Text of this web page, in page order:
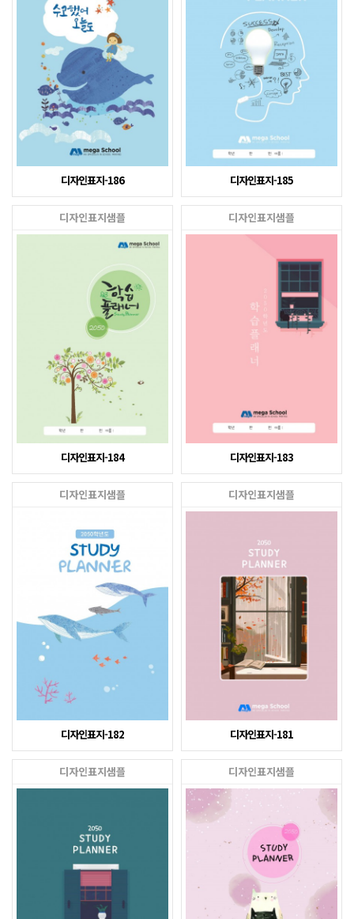
디자인표지-186 디자인표지-185
디자인표지샘플
디자인표지-184
디자인표지샘플
디자인표지-183
디자인표지샘플
디자인표지-182
디자인표지샘플
디자인표지-181
디자인표지샘플 디자인표지샘플